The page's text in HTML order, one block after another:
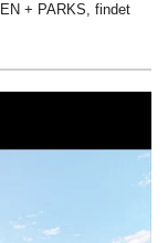
+ PARKS, findet